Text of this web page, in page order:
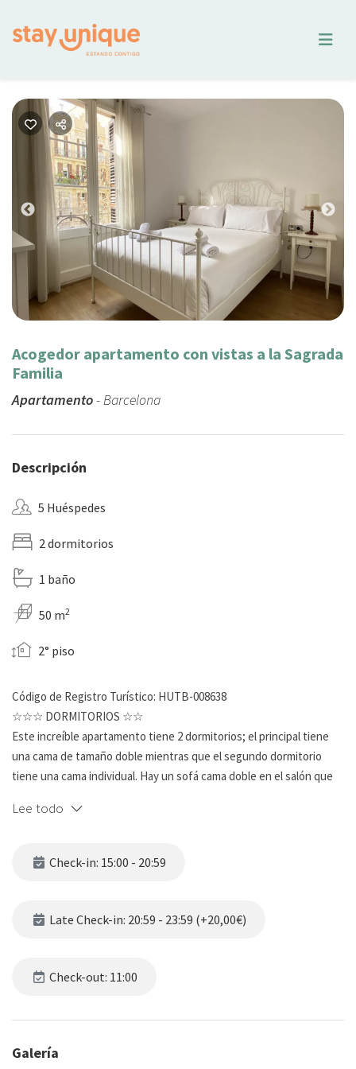
Previous
Acogedor apartamento con vistas a la Sagrada
Familia
Apartamento- Barcelona
Descripción
5 Huéspedes
2 dormitorios
1 baño
50 m2
2° piso
Código de Registro Turístico: HUTB-008638
☆☆☆ DORMITORIOS ☆☆
Este increíble apartamento tiene 2 dormitorios; el principal tiene
una cama de tamaño doble mientras que el segundo dormitorio
tiene una cama individual. Hay un sofá cama doble en el salón que
también tiene acceso al balcón privado. Ambos dormitorios tienen
caliente.
Este apartamento dispone de una cocina completamente equipada
electrodomésticos que usted necesita hacer comidas fáciles de
Lee todo
Check-in: 15:00 - 20:59
Late Check-in: 20:59 - 23:59 (+20,00€)
Check-out: 11:00
Galería